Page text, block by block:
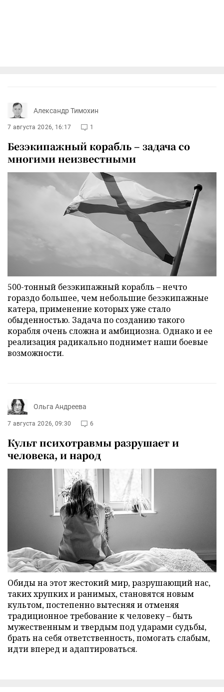
Александр Тимохин
7 августа 2026, 16:17 1
Безэкипажный корабль – задача со
многими неизвестными
500-тонный безэкипажный корабль – нечто
гораздо большее, чем небольшие безэкипажные
катера, применение которых уже стало
обыденностью. Задача по созданию такого
корабля очень сложна и амбициозна. Однако и ее
реализация радикально поднимет наши боевые
возможности.
Ольга Андреева
7 августа 2026, 09:30 6
Культ психотравмы разрушает и
человека, и народ
Обиды на этот жестокий мир, разрушающий нас,
таких хрупких и ранимых, становятся новым
культом, постепенно вытесняя и отменяя
традиционное требование к человеку – быть
мужественным и твердым под ударами судьбы,
брать на себя ответственность, помогать слабым,
идти вперед и адаптироваться.